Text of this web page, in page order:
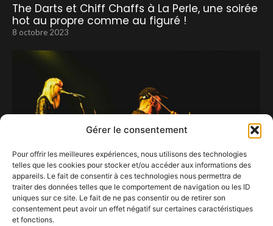
Gérer le consentement
Pour offrir les meilleures expériences, nous utilisons des technologies
telles que les cookies pour stocker et/ou accéder aux informations des
appareils. Le fait de consentir à ces technologies nous permettra de
traiter des données telles que le comportement de navigation ou les ID
uniques sur ce site. Le fait de ne pas consentir ou de retirer son
consentement peut avoir un effet négatif sur certaines caractéristiques
et fonctions.
The Darts et Chiff Chaffs à La Perle, une soirée
hot au propre comme au figuré !
8 octobre 2023